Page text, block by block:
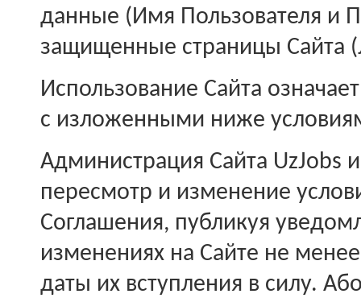
данные (Имя Пользователя и
защищенные страницы Сайта
Использование Сайта
с изложенными ниже
Администрация Сайта UzJobs
пересмотр и изменение
Соглашения, публикуя
изменениях на Сайте не
даты их вступления в силу.